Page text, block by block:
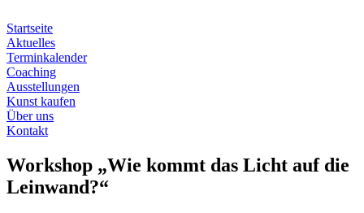
Inhalt
springen
Startseite
Aktuelles
Terminkalender
Coaching
Ausstellungen
Kunst kaufen
Über uns
Kontakt
Workshop „Wie kommt das Licht auf die
Leinwand?“